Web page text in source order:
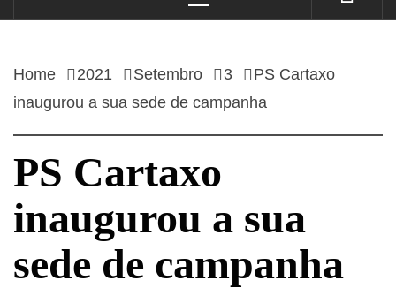
Home 2021 Setembro 3
PS Cartaxo
inaugurou a sua sede de campanha
PS Cartaxo
inaugurou a sua
sede de campanha